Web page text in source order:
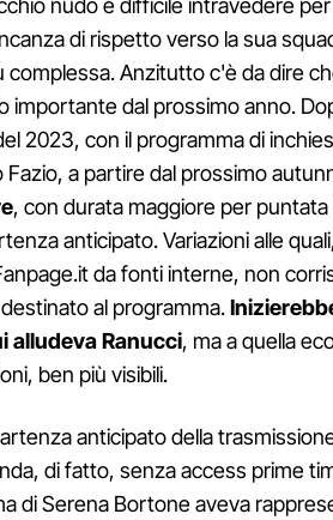
nudo è difficile intravedere
di rispetto verso la sua
complessa. Anzitutto c'è da dire
importante dal prossimo anno.
2023, con il programma di
Fazio, a partire dal prossimo
, con durata maggiore per
anticipato. Variazioni alle
da fonti interne, non
al programma.
alludeva Ranucci, ma a quella
ben più visibili.
anticipato della
di fatto, senza access prime
di Serena Bortone aveva